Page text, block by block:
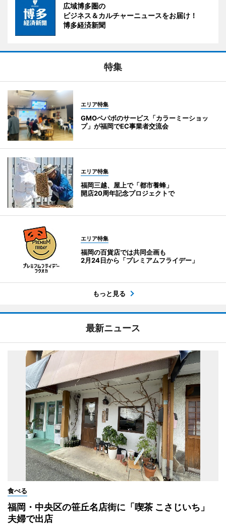
広域博多圏の
ビジネス＆カルチャーニュースをお届け！
博多経済新聞
特集
エリア特集
GMOペパボのサービス「カラーミーショッ
プ」が福岡でEC事業者交流会
エリア特集
福岡三越、屋上で「都市養蜂」
開店20周年記念プロジェクトで
エリア特集
福岡の百貨店では共同企画も
2月24日から「プレミアムフライデー」
もっと見る
最新ニュース
食べる
福岡・中央区の笹丘名店街に「喫茶 こさじいち」
夫婦で出店